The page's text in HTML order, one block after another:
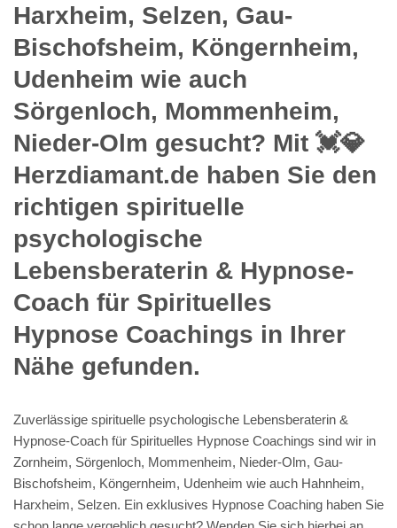
Harxheim, Selzen, Gau-
Bischofsheim, Köngernheim,
Udenheim wie auch
Sörgenloch, Mommenheim,
Nieder-Olm gesucht? Mit 💓️💎
Herzdiamant.de haben Sie den
richtigen spirituelle
psychologische
Lebensberaterin & Hypnose-
Coach für Spirituelles
Hypnose Coachings in Ihrer
Nähe gefunden.
Zuverlässige spirituelle psychologische Lebensberaterin &
Hypnose-Coach für Spirituelles Hypnose Coachings sind wir in
Zornheim, Sörgenloch, Mommenheim, Nieder-Olm, Gau-
Bischofsheim, Köngernheim, Udenheim wie auch Hahnheim,
Harxheim, Selzen. Ein exklusives Hypnose Coaching haben Sie